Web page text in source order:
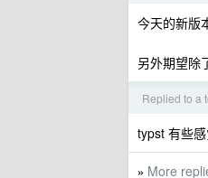
今天的新版
另外期望
Replied to a
typst 有些
» More